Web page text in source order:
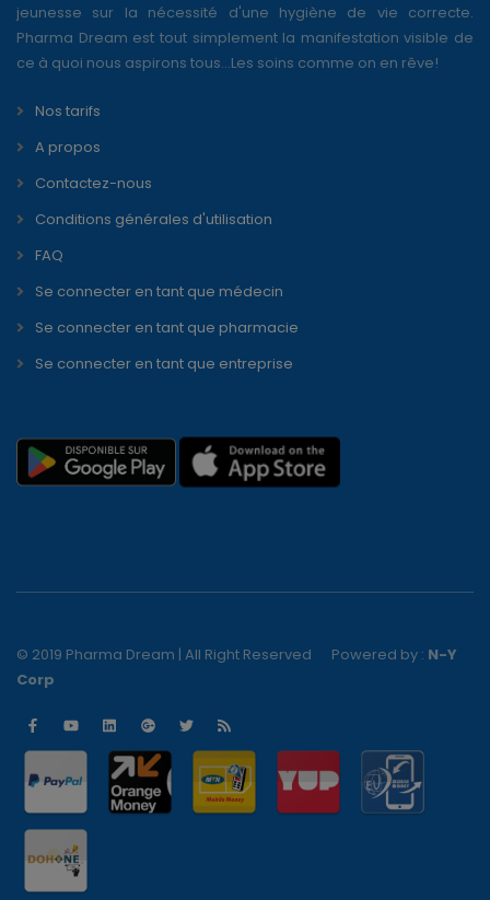
jeunesse sur la nécessité d'une hygiène de vie correcte.
Pharma Dream est tout simplement la manifestation visible de
ce à quoi nous aspirons tous...Les soins comme on en rêve!
Nos tarifs
A propos
Contactez-nous
Conditions générales d'utilisation
FAQ
Se connecter en tant que médecin
Se connecter en tant que pharmacie
Se connecter en tant que entreprise
© 2019 Pharma Dream | All Right Reserved Powered by : N-Y
Corp